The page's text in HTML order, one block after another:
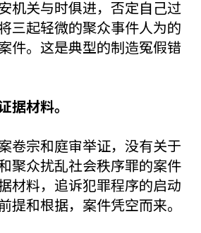
机关与时俱进，否定自己过
三起轻微的聚众事件人为的
件。这是典型的制造冤假错
据材料。
卷宗和庭审举证，没有关于
聚众扰乱社会秩序罪的案件
材料，追诉犯罪程序的启动
提和根据，案件凭空而来。